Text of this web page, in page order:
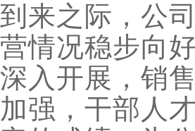
到来之际，公
营情况稳步向
深入开展，销
加强，干部人